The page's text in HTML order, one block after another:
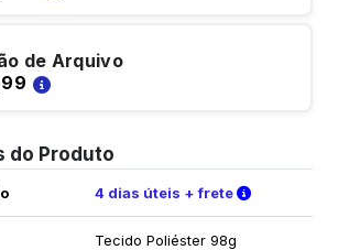
de Arquivo
do Produto
4 dias úteis + frete Verifique
Tecido Poliéster 98g